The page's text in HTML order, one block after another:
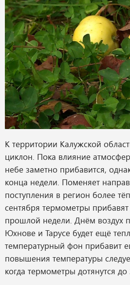
К территории Калужской
циклон. Пока влияние
небе заметно прибавится,
конца недели. Поменяет
поступления в регион более
сентября термометры
прошлой недели. Днём воздух
Юхнове и Тарусе будет ещё
температурный фон прибавит
повышения температуры
когда термометры дотянутся до